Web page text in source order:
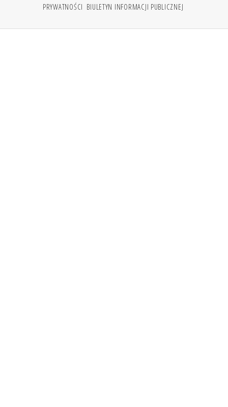
PRYWATNOŚCI BIULETYN INFORMACJI PUBLICZNEJ